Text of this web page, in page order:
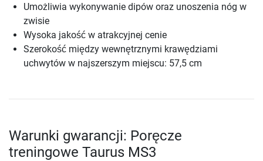
Umożliwia wykonywanie dipów oraz unoszenia nóg w
zwisie
Wysoka jakość w atrakcyjnej cenie
Szerokość między wewnętrznymi krawędziami
uchwytów w najszerszym miejscu: 57,5 cm
Warunki gwarancji: Poręcze
treningowe Taurus MS3